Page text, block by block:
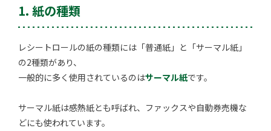
1. 紙の種類
レシートロールの紙の種類には「普通紙」と「サーマル紙」
の2種類があり、
一般的に多く使用されているのはサーマル紙です。
サーマル紙は感熱紙とも呼ばれ、ファックスや自動券売機な
どにも使われています。